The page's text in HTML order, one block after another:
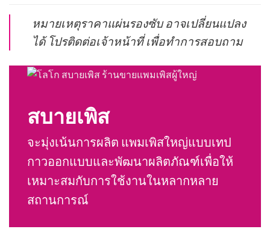
หมายเหตุราคาแผ่นรองซับ อาจเปลี่ยนแปลง
ได้ โปรติดต่อเจ้าหน้าที่ เพื่อทำการสอบถาม
สบายเพิส
จะมุ่งเน้นการผลิต แพมเพิสใหญ่แบบเทป
กาวออกแบบและพัฒนาผลิตภัณฑ์เพื่อให้
เหมาะสมกับการใช้งานในหลากหลาย
สถานการณ์